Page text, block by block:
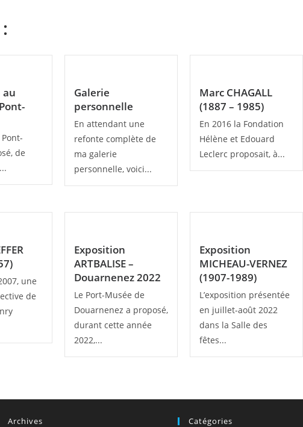
au
de
Galerie
personnelle
En attendant une
refonte complète de
ma galerie
personnelle, voici...
Marc CHAGALL
(1887 – 1985)
En 2016 la Fondation
Hélène et Edouard
Leclerc proposait, à...
une
de
Exposition
ARTBALISE –
Douarnenez 2022
Le Port-Musée de
Douarnenez a proposé,
durant cette année
2022,...
Exposition
MICHEAU-VERNEZ
(1907-1989)
L’exposition présentée
en juillet-août 2022
dans la Salle des
fêtes...
Archives Catégories